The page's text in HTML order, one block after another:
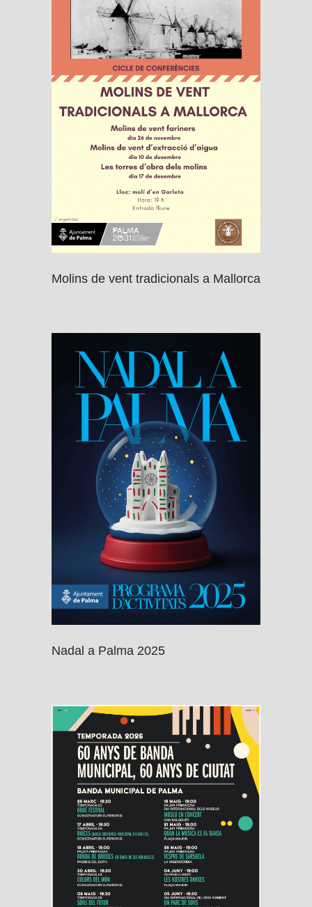
Molins de vent tradicionals a Mallorca
Nadal a Palma 2025